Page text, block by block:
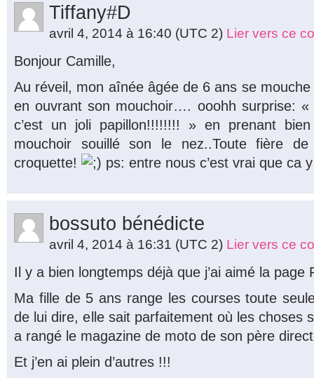
Tiffany#D
avril 4, 2014 à 16:40 (UTC 2) Lier vers ce
Bonjour Camille,
Au réveil, mon aînée âgée de 6 ans se
en ouvrant son mouchoir…. ooohh surprise: «
c’est un joli papillon!!!!!!!! » en prenant
mouchoir souillé son le nez..Toute fière
croquette!
ps: entre nous c’est vrai que ca
bossuto bénédicte
avril 4, 2014 à 16:31 (UTC 2) Lier vers ce
Il y a bien longtemps déjà que j’ai aimé la
Ma fille de 5 ans range les courses toute
de lui dire, elle sait parfaitement où les choses
a rangé le magazine de moto de son père
Et j’en ai plein d’autres !!!